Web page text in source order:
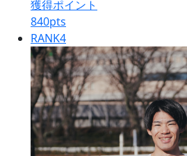
獲得ポイント
840pts
RANK4